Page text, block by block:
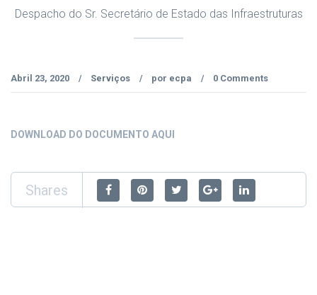
Despacho do Sr. Secretário de Estado das Infraestruturas
Abril 23, 2020 / Serviços / por ecpa / 0 Comments
DOWNLOAD DO DOCUMENTO AQUI
Shares